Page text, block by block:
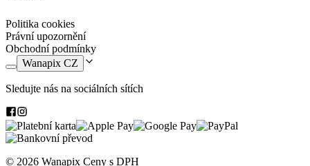
Politika cookies
Právní upozornění
Obchodní podmínky
Wanapix CZ
Sledujte nás na sociálních sítích
© 2026 Wanapix Ceny s DPH